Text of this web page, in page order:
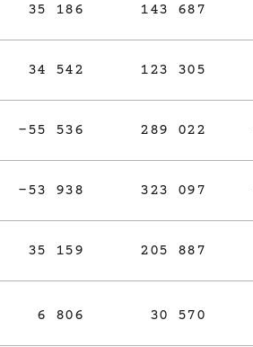
35 186 143 687
34 542 123 305
-55 536 289 022
-53 938 323 097
35 159 205 887
6 806 30 570